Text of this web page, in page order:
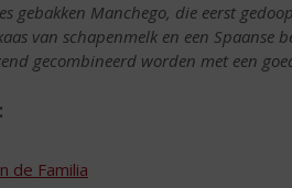
gebakken Manchego, die eerst
van schapenmelk en een Spaanse
gecombineerd worden met een
de Familia